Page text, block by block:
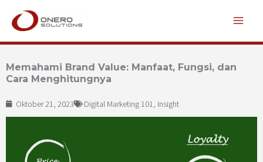
Lewati
Memahami Brand Value: Manfaat, Fungsi, dan
Cara Menghitungnya
Oktober 21, 2023 Digital Marketing 101, Insight